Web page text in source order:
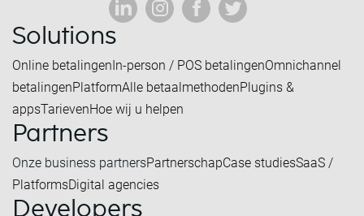
Solutions
Online betalingenIn-person / POS betalingenOmnichannel
betalingenPlatformAlle betaalmethodenPlugins &
appsTarievenHoe wij u helpen
Partners
Onze business partnersPartnerschapCase studiesSaaS /
PlatformsDigital agencies
Developers